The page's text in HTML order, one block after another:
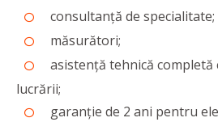
consultanță de specialitate;
măsurători;
asistență tehnică completă
lucrării;
garanție de 2 ani pentru